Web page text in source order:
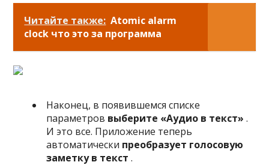
Читайте также: Atomic alarm
clock что это за программа
Наконец, в появившемся списке
параметров выберите «Аудио в текст» .
И это все. Приложение теперь
автоматически преобразует голосовую
заметку в текст .